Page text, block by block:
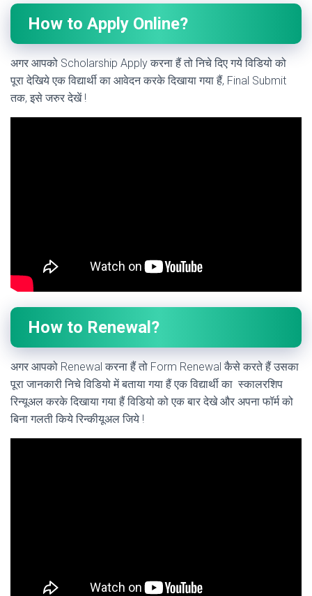
How to Apply Online?
अगर आपको Scholarship Apply करना हैं तो निचे दिए गये विडियो को
पूरा देखिये एक विद्यार्थी का आवेदन करके दिखाया गया हैं, Final Submit
तक, इसे जरुर देखें !
How to Renewal?
अगर आपको Renewal करना हैं तो Form Renewal कैसे करते हैं उसका
पूरा जानकारी निचे विडियो में बताया गया हैं एक विद्यार्थी का स्कालरशिप
रिन्यूअल करके दिखाया गया हैं विडियो को एक बार देखे और अपना फॉर्म को
बिना गलती किये रिन्कीयूअल जिये !